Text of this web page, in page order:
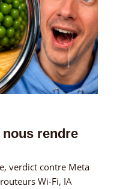
rendre
verdict contre Meta
Wi-Fi, IA